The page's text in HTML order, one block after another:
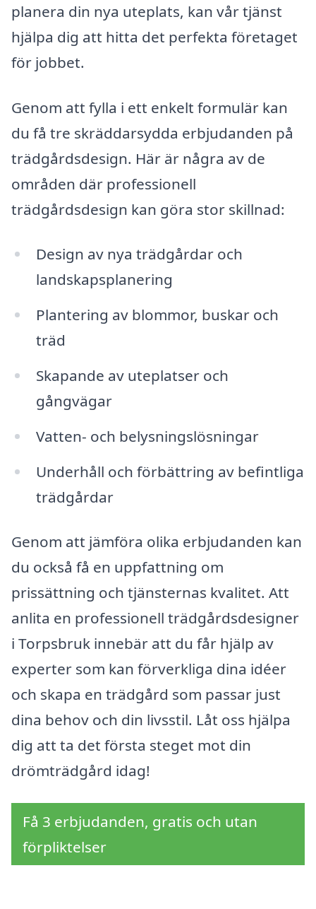
planera din nya uteplats, kan vår tjänst
hjälpa dig att hitta det perfekta företaget
för jobbet.
Genom att fylla i ett enkelt formulär kan
du få tre skräddarsydda erbjudanden på
trädgårdsdesign. Här är några av de
områden där professionell
trädgårdsdesign kan göra stor skillnad:
Design av nya trädgårdar och
landskapsplanering
Plantering av blommor, buskar och
träd
Skapande av uteplatser och
gångvägar
Vatten- och belysningslösningar
Underhåll och förbättring av befintliga
trädgårdar
Genom att jämföra olika erbjudanden kan
du också få en uppfattning om
prissättning och tjänsternas kvalitet. Att
anlita en professionell trädgårdsdesigner
i Torpsbruk innebär att du får hjälp av
experter som kan förverkliga dina idéer
och skapa en trädgård som passar just
dina behov och din livsstil. Låt oss hjälpa
dig att ta det första steget mot din
drömträdgård idag!
Få 3 erbjudanden, gratis och utan
förpliktelser